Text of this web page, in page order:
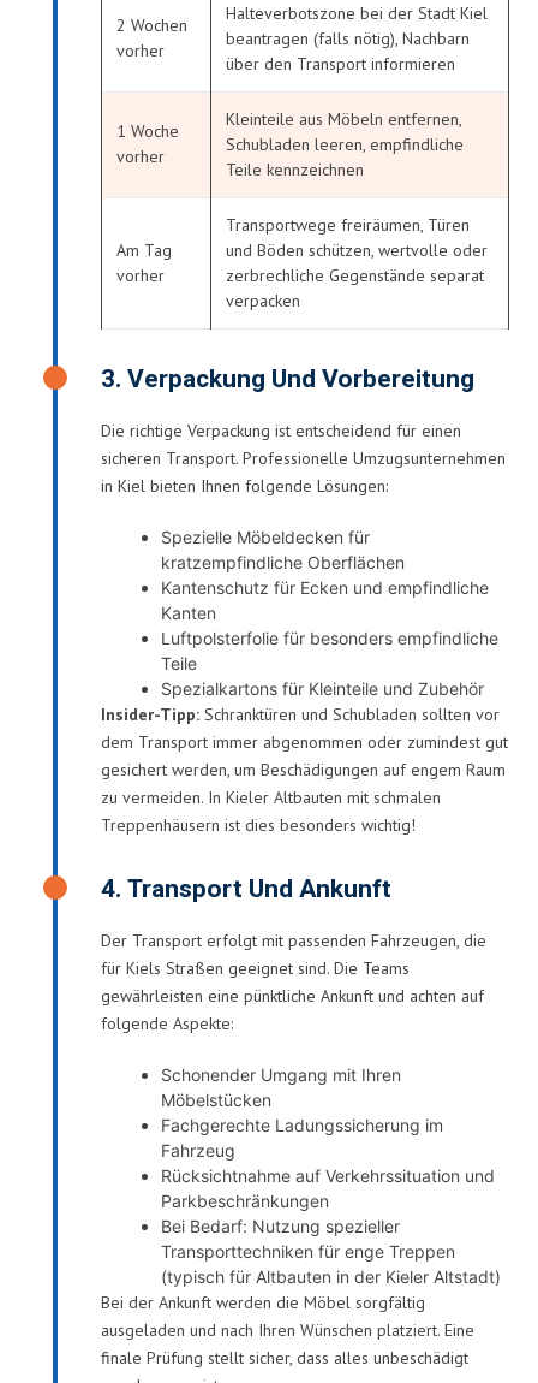
2 Wochen
vorher
Halteverbotszone bei der Stadt Kiel
beantragen (falls nötig), Nachbarn
über den Transport informieren
1 Woche
vorher
Kleinteile aus Möbeln entfernen,
Schubladen leeren, empfindliche
Teile kennzeichnen
Am Tag
vorher
Transportwege freiräumen, Türen
und Böden schützen, wertvolle oder
zerbrechliche Gegenstände separat
verpacken
3. Verpackung Und Vorbereitung
Die richtige Verpackung ist entscheidend für einen
sicheren Transport. Professionelle Umzugsunternehmen
in Kiel bieten Ihnen folgende Lösungen:
Spezielle Möbeldecken für
kratzempfindliche Oberflächen
Kantenschutz für Ecken und empfindliche
Kanten
Luftpolsterfolie für besonders empfindliche
Teile
Spezialkartons für Kleinteile und Zubehör
Insider-Tipp: Schranktüren und Schubladen sollten vor
dem Transport immer abgenommen oder zumindest gut
gesichert werden, um Beschädigungen auf engem Raum
zu vermeiden. In Kieler Altbauten mit schmalen
Treppenhäusern ist dies besonders wichtig!
4. Transport Und Ankunft
Der Transport erfolgt mit passenden Fahrzeugen, die
für Kiels Straßen geeignet sind. Die Teams
gewährleisten eine pünktliche Ankunft und achten auf
folgende Aspekte:
Schonender Umgang mit Ihren
Möbelstücken
Fachgerechte Ladungssicherung im
Fahrzeug
Rücksichtnahme auf Verkehrssituation und
Parkbeschränkungen
Bei Bedarf: Nutzung spezieller
Transporttechniken für enge Treppen
(typisch für Altbauten in der Kieler Altstadt)
Bei der Ankunft werden die Möbel sorgfältig
ausgeladen und nach Ihren Wünschen platziert. Eine
finale Prüfung stellt sicher, dass alles unbeschädigt